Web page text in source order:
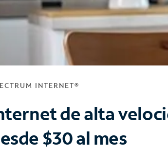
INTERNET®
de alta
$30 al mes